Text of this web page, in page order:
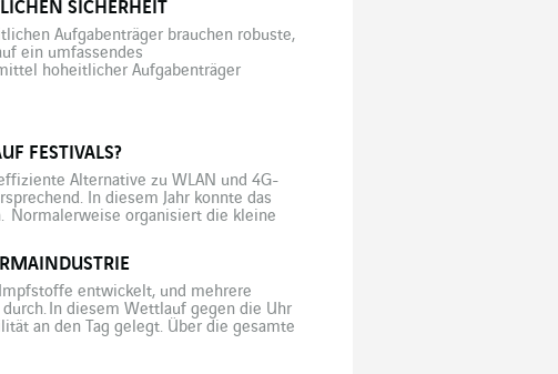
SICHERHEIT
Aufgabenträger brauchen robuste,
ein umfassendes
hoheitlicher Aufgabenträger
(INPT,
[…]
FESTIVALS?
Alternative zu WLAN und 4G-
In diesem Jahr konnte das
Normalerweise organisiert die kleine
entwickelt, und mehrere
In diesem Wettlauf gegen die Uhr
an den Tag gelegt. Über die gesamte